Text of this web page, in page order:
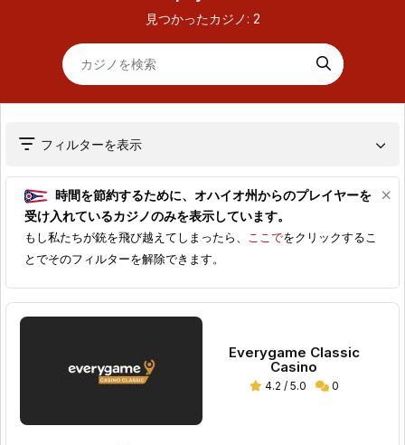
見つかったカジノ: 2
フィルターを表示
時間を節約するために、 オハイオ州からのプレイヤーを
受け入れているカジノのみを表示しています。
もし私たちが銃を飛び越えてしまったら、 ここでをクリックするこ
とでそのフィルターを解除できます。
Everygame Classic
Casino
4.2 / 5.0 0